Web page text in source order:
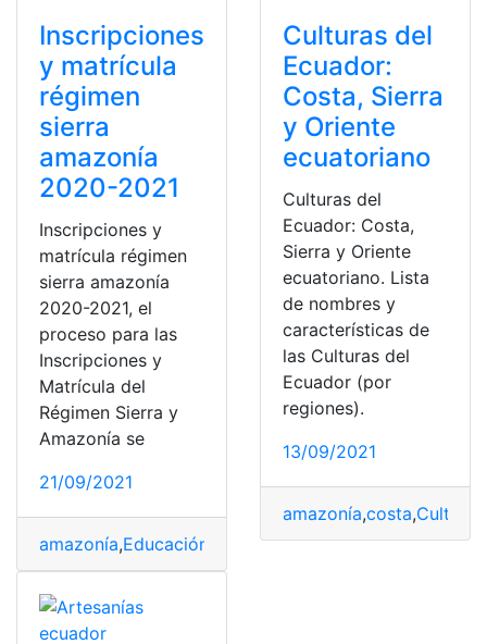
Inscripciones
y matrícula
régimen
sierra
amazonía
2020-2021
Inscripciones y
matrícula régimen
sierra amazonía
2020-2021, el
proceso para las
Inscripciones y
Matrícula del
Régimen Sierra y
Amazonía se
21/09/2021
amazonía,Educación inscripción,Matrícula,régimen,
Culturas del
Ecuador:
Costa, Sierra
y Oriente
ecuatoriano
Culturas del
Ecuador: Costa,
Sierra y Oriente
ecuatoriano. Lista
de nombres y
características de
las Culturas del
Ecuador (por
regiones).
13/09/2021
amazonía,costa,Culturas